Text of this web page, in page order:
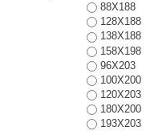
88X188
128X188
138X188
158X198
96X203
100X200
120X203
180X200
193X203